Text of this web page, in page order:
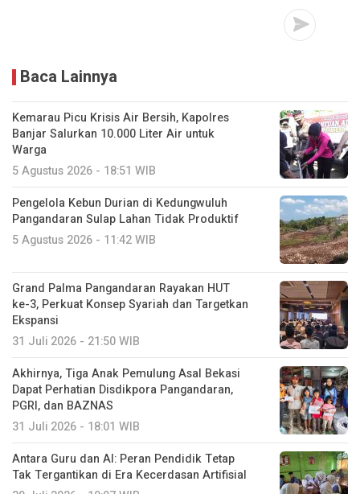
Baca Lainnya
Kemarau Picu Krisis Air Bersih, Kapolres
Banjar Salurkan 10.000 Liter Air untuk
Warga
5 Agustus 2026 - 18:51 WIB
Pengelola Kebun Durian di Kedungwuluh
Pangandaran Sulap Lahan Tidak Produktif ‎
5 Agustus 2026 - 11:42 WIB
Grand Palma Pangandaran Rayakan HUT
ke-3, Perkuat Konsep Syariah dan Targetkan
Ekspansi
31 Juli 2026 - 21:50 WIB
Akhirnya, Tiga Anak Pemulung Asal Bekasi
Dapat Perhatian Disdikpora Pangandaran,
PGRI, dan BAZNAS
31 Juli 2026 - 18:01 WIB
Antara Guru dan AI: Peran Pendidik Tetap
Tak Tergantikan di Era Kecerdasan Artifisial